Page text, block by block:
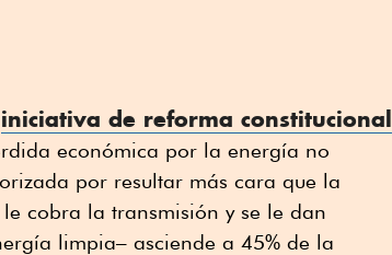
iniciativa de reforma constitucional
económica por la energía no
por resultar más cara que la
cobra la transmisión y se le dan
limpia– asciende a 45% de la